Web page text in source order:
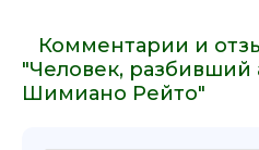
Комментарии и
"Человек, разбивший
Шимиано Рейто"